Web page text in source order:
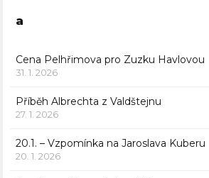
a
Cena Pelhřimova pro Zuzku Havlovou
31. 1. 2026
Příběh Albrechta z Valdštejnu
27. 1. 2026
20.1. – Vzpomínka na Jaroslava Kuberu
20. 1. 2026